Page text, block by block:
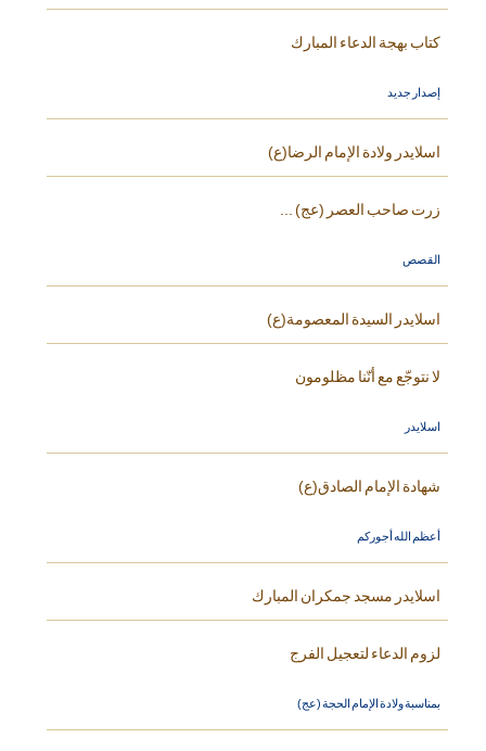
كتاب بهجة الدعاء المبارك
إصدار جديد
اسلايدر ولادة الإمام الرضا(ع)
زرت صاحب العصر (عج) ...
القصص
اسلايدر السيدة المعصومة(ع)
لا نتوجّع مع أنّنا مظلومون
اسلايدر
شهادة الإمام الصادق(ع)
أعظم الله أجوركم
اسلايدر مسجد جمكران المبارك
لزوم الدعاء لتعجيل الفرج
بمناسبة ولادة الإمام الحجة (عج)